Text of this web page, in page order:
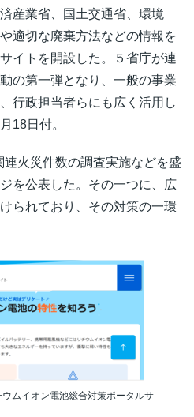
産業省、国土交通省、環境
適切な廃棄方法などの情報を
イトを開設した。５省庁が連
の第一弾となり、一般の事業
行政担当者らにも広く活用し
18日付。
連火災件数の調査実施などを盛
を公表した。その一つに、広
られており、その対策の一環
ムイオン電池総合対策ポータルサ